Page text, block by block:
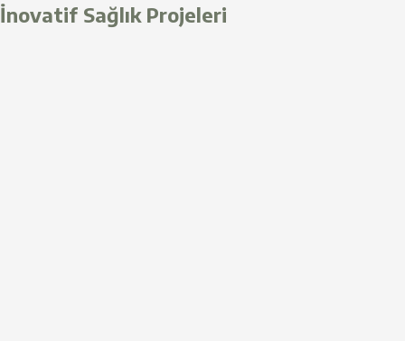
İnovatif Sağlık Projeleri